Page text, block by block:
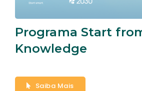
Programa Start
Knowledge
Saiba Mais